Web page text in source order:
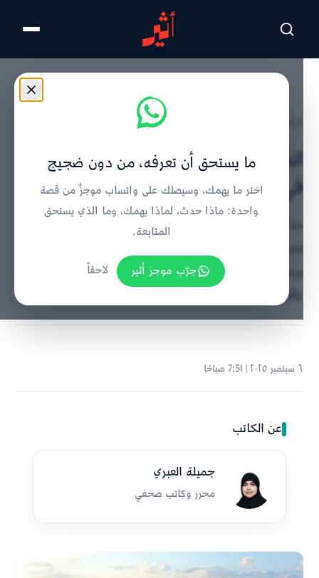
تخطى للمحتوى الرئيسي
اتفاقيتان لتخزين النفط الخام العراقي
في الدقم وتسويقه عالميًا
مذكرتا تفاهم بين أوتكو وأوكيو للمتاجرة وسومو تطوران
برميل قابلة للزيادة، وتدعمان تسويقه واستدامة إمداداته
عالميًا.
٦ سبتمبر ٢٠٢٥ | 7:51 صباحًا
عن الكاتب
جميلة العبري
محرر وكاتب صحفي
ما يستحق أن تعرفه، من دون ضجيج
اختر ما يهمك، وسيصلك على واتساب موجزٌ من قصة
واحدة: ماذا حدث، لماذا يهمك، وما الذي يستحق
المتابعة.
جرّب موجز أثير
لاحقاً